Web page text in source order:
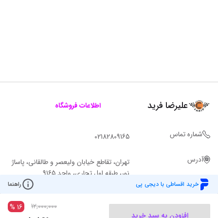
خرید اقساطی با دیجی پی راهنما
افزودن به سبد خرید
12,000,000
16
%
علیرضا فرید اطلاعات فروشگاه
شماره تماس 02182809165
آدرس
تهران، تقاطع خیابان ولیعصر و طالقانی، پاساژ
نور، طبقه اول تجاری، واحد 9165